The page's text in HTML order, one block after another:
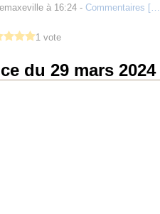
à 16:24 - Commentaires […
1 vote
du 29 mars